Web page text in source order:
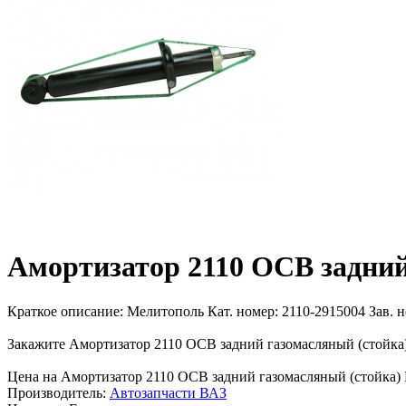
Амортизатор 2110 ОСВ
Краткое описание: Мелитополь Кат. номер: 2110-2915004 Зав.
Закажите Амортизатор 2110 ОСВ задний газомасляный
Цена на Амортизатор 2110 ОСВ задний газомасляный
Производитель: Автозапчасти ВАЗ